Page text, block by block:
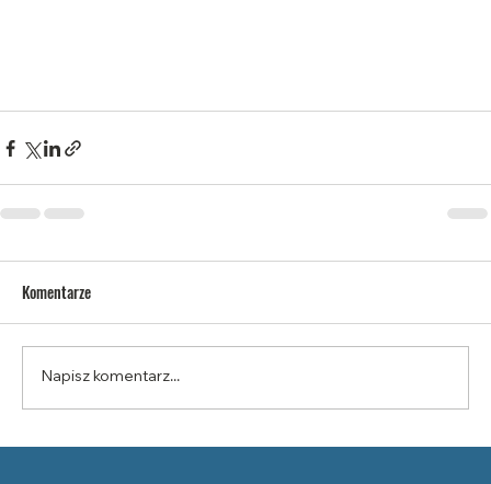
Komentarze
Napisz komentarz...